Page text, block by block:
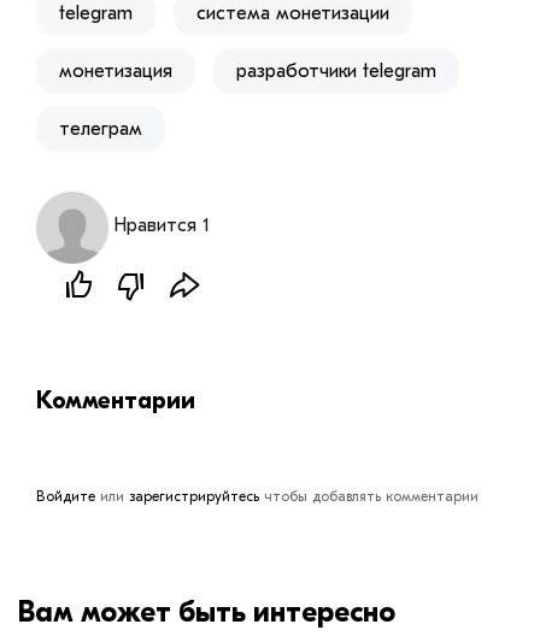
telegram система монетизации
монетизация разработчики telegram
телеграм
Нравится 1
Комментарии
Войдите или зарегистрируйтесь чтобы добавлять комментарии
Вам может быть интересно